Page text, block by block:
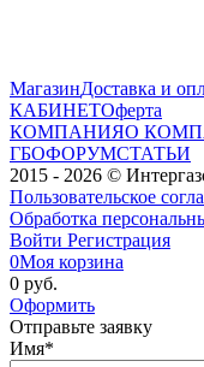
МагазинДоставка и
КАБИНЕТОферта
КОМПАНИЯО
ГБОФОРУМСТАТЬИ
2015 - 2026 ©
Пользовательское
Обработка
Войти Регистрация
0Моя корзина
0 руб.
Оформить
Отправьте заявку
Имя*